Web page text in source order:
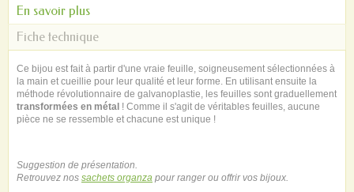
En savoir plus
Fiche technique
Ce bijou est fait à partir d'une vraie feuille, soigneusement sélectionnées à
la main et cueillie pour leur qualité et leur forme. En utilisant ensuite la
méthode révolutionnaire de galvanoplastie, les feuilles sont graduellement
transformées en métal ! Comme il s'agit de véritables feuilles, aucune
pièce ne se ressemble et chacune est unique !
Suggestion de présentation.
Retrouvez nos sachets organza pour ranger ou offrir vos bijoux.